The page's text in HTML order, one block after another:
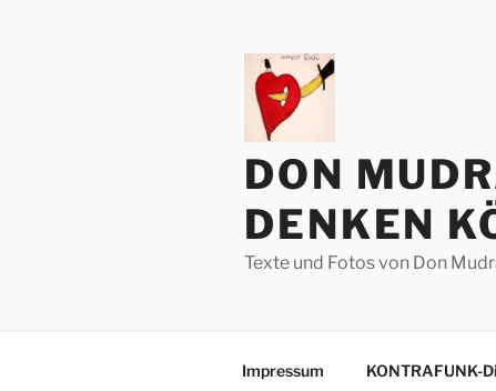
DON
DENKEN
Texte und Fotos von Don
Impressum KONTRAFUNK-